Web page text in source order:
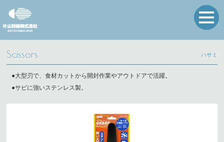
Scissors ハサミ
●大型刃で、食材カットから開封作業やアウトドアで活躍。
●サビに強いステンレス製。